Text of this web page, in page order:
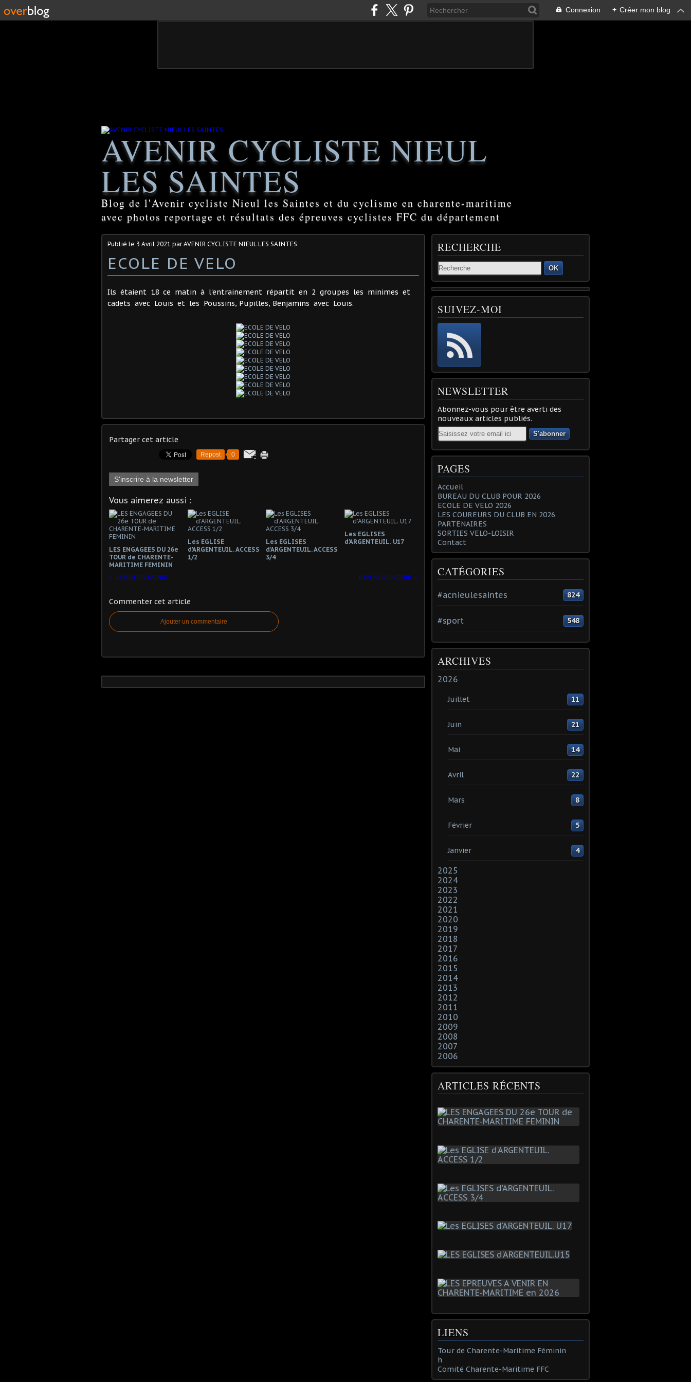
Connexion + Créer mon blog
AVENIR CYCLISTE NIEUL
LES SAINTES
Blog de l'Avenir cycliste Nieul les Saintes et du cyclisme en charente-maritime
avec photos reportage et résultats des épreuves cyclistes FFC du département
Publié le 3 Avril 2021 par AVENIR CYCLISTE NIEUL LES SAINTES
ECOLE DE VELO
Ils étaient 18 ce matin à l'entrainement répartit en 2 groupes les minimes et
cadets avec Louis et les Poussins, Pupilles, Benjamins avec Louis.
Partager cet article
Repost 0
S'inscrire à la newsletter
Vous aimerez aussi :
LES ENGAGEES DU 26e
TOUR de CHARENTE-
MARITIME FEMININ
Les EGLISE
d'ARGENTEUIL. ACCESS
1/2
Les EGLISES
d'ARGENTEUIL. ACCESS
3/4
Les EGLISES
d'ARGENTEUIL. U17
RAYON SOUVENIR RAYON SOUVENIR
Commenter cet article
Ajouter un commentaire
RECHERCHE
OK
SUIVEZ-MOI
NEWSLETTER
Abonnez-vous pour être averti des
nouveaux articles publiés.
Email
PAGES
Accueil
BUREAU DU CLUB POUR 2026
ECOLE DE VELO 2026
LES COUREURS DU CLUB EN 2026
PARTENAIRES
SORTIES VELO-LOISIR
Contact
CATÉGORIES
#acnieulesaintes 824
#sport 548
ARCHIVES
2026
Juillet 11
Juin 21
Mai 14
Avril 22
Mars 8
Février 5
Janvier 4
2025
2024
2023
2022
2021
2020
2019
2018
2017
2016
2015
2014
2013
2012
2011
2010
2009
2008
2007
2006
ARTICLES RÉCENTS
LIENS
Tour de Charente-Maritime Féminin
h
Comité Charente-Maritime FFC